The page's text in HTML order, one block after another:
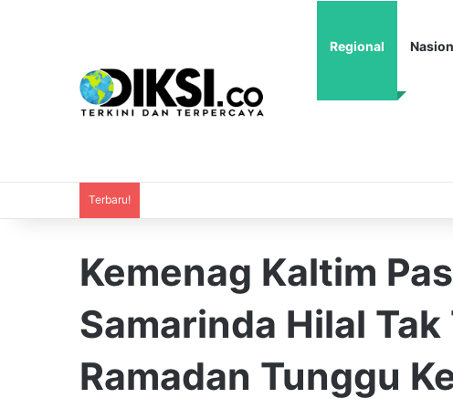
Regional
Terbaru!
Kemenag Kaltim
Samarinda Hilal
Ramadan Tunggu